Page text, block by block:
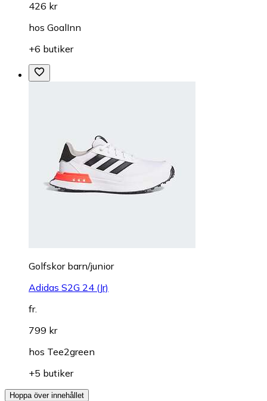
426 kr
hos GoalInn
+6 butiker
Golfskor barn/junior
Adidas S2G 24 (Jr)
fr.
799 kr
hos Tee2green
+5 butiker
Hoppa över innehållet